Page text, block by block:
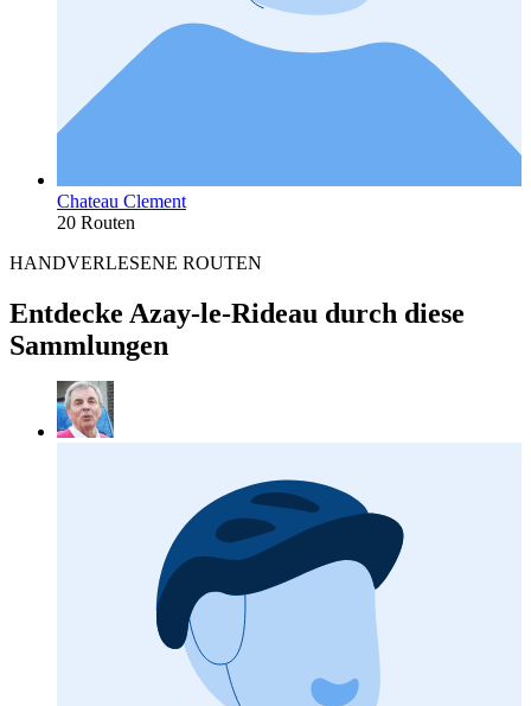
Chateau Clement
20 Routen
HANDVERLESENE ROUTEN
Entdecke Azay-le-Rideau durch diese
Sammlungen